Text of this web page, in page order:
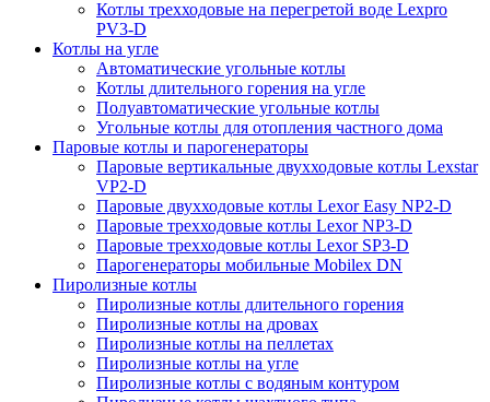
Котлы трехходовые на перегретой воде Lexpro
PV3-D
Котлы на угле
Автоматические угольные котлы
Котлы длительного горения на угле
Полуавтоматические угольные котлы
Угольные котлы для отопления частного дома
Паровые котлы и парогенераторы
Паровые вертикальные двухходовые котлы Lexstar
VP2-D
Паровые двухходовые котлы Lexor Easy NP2-D
Паровые трехходовые котлы Lexor NP3-D
Паровые трехходовые котлы Lexor SP3-D
Парогенераторы мобильные Mobilex DN
Пиролизные котлы
Пиролизные котлы длительного горения
Пиролизные котлы на дровах
Пиролизные котлы на пеллетах
Пиролизные котлы на угле
Пиролизные котлы с водяным контуром